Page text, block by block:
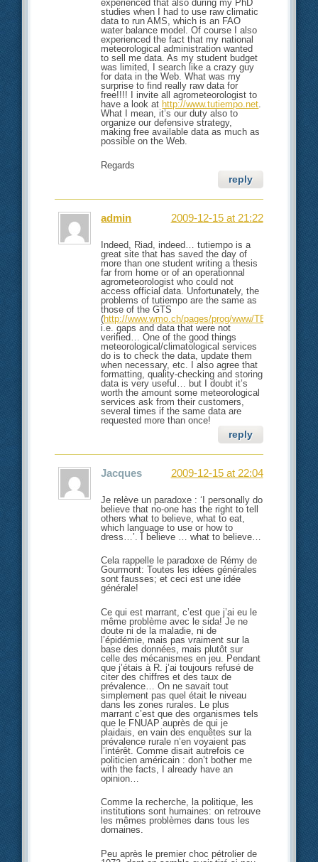
experienced that also during my PhD
studies when I had to use raw climatic
data to run AMS, which is an FAO
water balance model. Of course I also
experienced the fact that my national
meteorological administration wanted
to sell me data. As my student budget
was limited, I search like a crazy guy
for data in the Web. What was my
surprise to find really raw data for
free!!!! I invite all agrometeorologist to
have a look at http://www.tutiempo.net.
What I mean, it’s our duty also to
organize our defensive strategy,
making free available data as much as
possible on the Web.
Regards
reply
admin 2009-12-15 at 21:22
Indeed, Riad, indeed… tutiempo is a
great site that has saved the day of
more than one student writing a thesis
far from home or of an operationnal
agrometeorologist who could not
access official data. Unfortunately, the
problems of tutiempo are the same as
those of the GTS
(http://www.wmo.ch/pages/prog/www/TEM/GTS/
i.e. gaps and data that were not
verified… One of the good things
meteorological/climatological services
do is to check the data, update them
when necessary, etc. I also agree that
formatting, quality-checking and storing
data is very useful… but I doubt it’s
worth the amount some meteorological
services ask from their customers,
several times if the same data are
requested more than once!
reply
Jacques 2009-12-15 at 22:04
Je relève un paradoxe : ‘I personally do
believe that no-one has the right to tell
others what to believe, what to eat,
which language to use or how to
dress…’. I believe … what to believe…
Cela rappelle le paradoxe de Rémy de
Gourmont: Toutes les idées générales
sont fausses; et ceci est une idée
générale!
Ce qui est marrant, c’est que j’ai eu le
même problème avec le sida! Je ne
doute ni de la maladie, ni de
l’épidémie, mais pas vraiment sur la
base des données, mais plutôt sur
celle des mécanismes en jeu. Pendant
que j’étais à R. j’ai toujours refusé de
citer des chiffres et des taux de
prévalence… On ne savait tout
simplement pas quel était le niveau
dans les zones rurales. Le plus
marrant c’est que des organismes tels
que le FNUAP auprès de qui je
plaidais, en vain des enquêtes sur la
prévalence rurale n’en voyaient pas
l’intérêt. Comme disait autrefois ce
politicien américain : don’t bother me
with the facts, I already have an
opinion…
Comme la recherche, la politique, les
institutions sont humaines: on retrouve
les mêmes problèmes dans tous les
domaines.
Peu après le premier choc pétrolier de